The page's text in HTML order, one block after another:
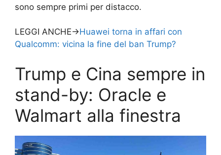
sono sempre primi per distacco.
LEGGI ANCHE->Huawei torna in affari con
Qualcomm: vicina la fine del ban Trump?
Trump e Cina sempre in
stand-by: Oracle e
Walmart alla finestra